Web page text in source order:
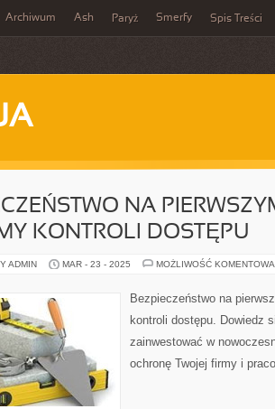
Archiwum Ash Paryż Smerfy Spis Treści
NA
KONTROLI DOSTĘPU
ADMIN MAR - 23 - 2025 MOŻLIWOŚĆ
Bezpieczeństwo na
kontroli dostępu. Dowiedz
zainwestować w
ochronę Twojej firmy i